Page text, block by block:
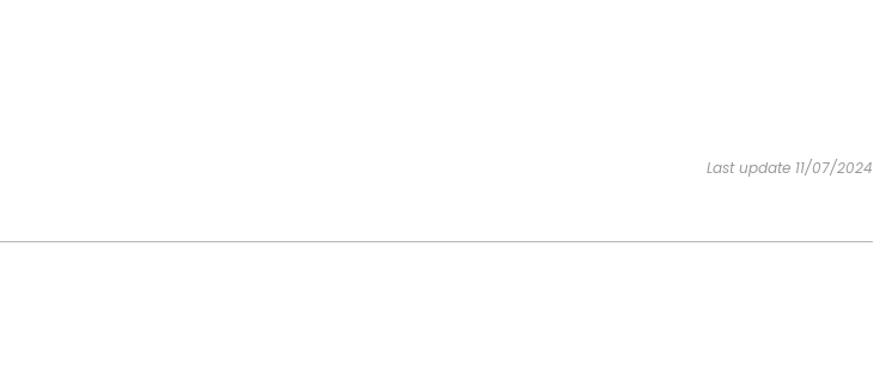
Last update 11/07/2024